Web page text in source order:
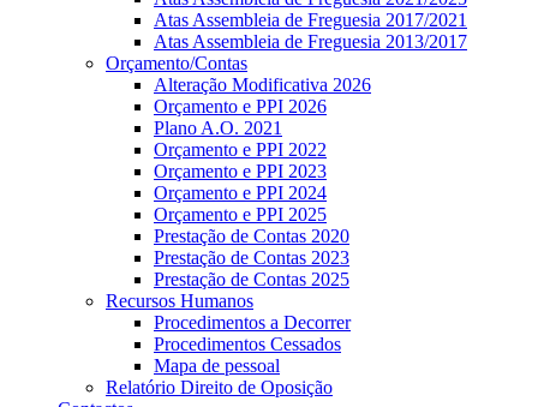
Atas Assembleia de Freguesia 2017/2021
Atas Assembleia de Freguesia 2013/2017
Orçamento/Contas
Alteração Modificativa 2026
Orçamento e PPI 2026
Plano A.O. 2021
Orçamento e PPI 2022
Orçamento e PPI 2023
Orçamento e PPI 2024
Orçamento e PPI 2025
Prestação de Contas 2020
Prestação de Contas 2023
Prestação de Contas 2025
Recursos Humanos
Procedimentos a Decorrer
Procedimentos Cessados
Mapa de pessoal
Relatório Direito de Oposição